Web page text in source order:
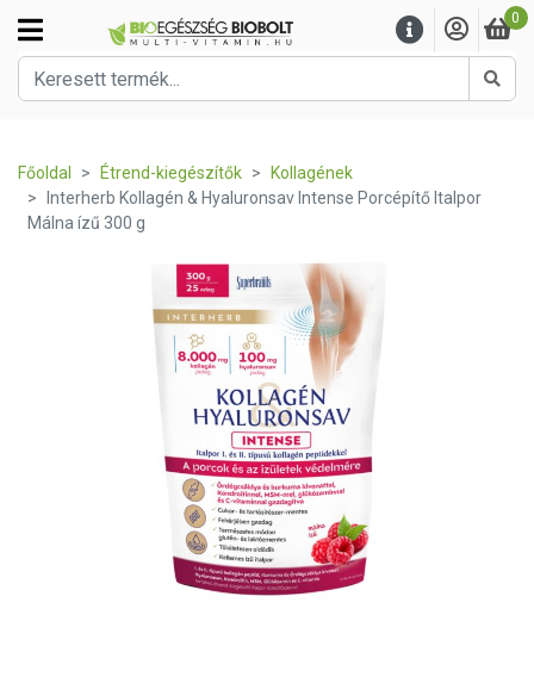
0
Főoldal Étrend-kiegészítők
Kollagének
Interherb Kollagén & Hyaluronsav Intense Porcépítő Italpor
Málna ízű 300 g